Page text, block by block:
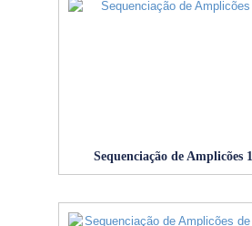
Sequenciação de Amplicões